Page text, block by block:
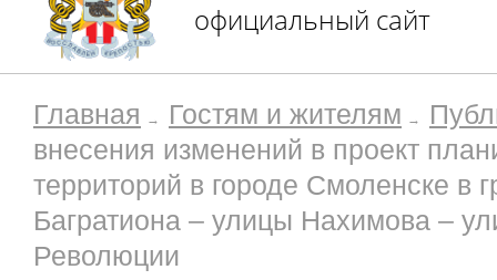
официальный сайт
Главная Гостям и жителям
внесения изменений в проект
территорий в городе Смоленске в
Багратиона – улицы Нахимова –
Революции